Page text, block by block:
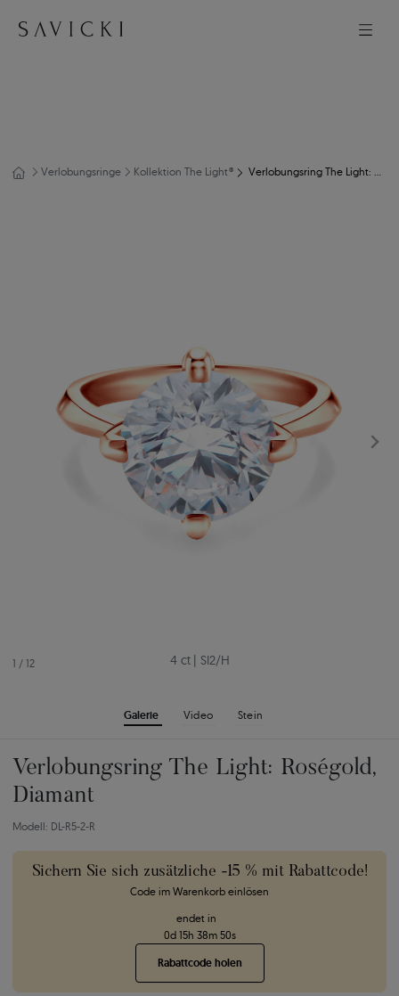
Verlobungsringe Kollektion The Light® Verlobungsring The Light: Roségold, Diamant
1 / 12
Galerie Video Stein
4 ct | SI2/H
Verlobungsring The Light: Roségold,
Diamant
Modell: DL-R5-2-R
Sichern Sie sich zusätzliche -15 % mit Rabattcode!
Code im Warenkorb einlösen
endet in
0d 15h 38m 49s
Rabattcode holen